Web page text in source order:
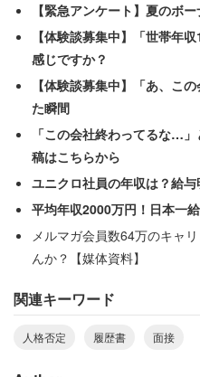
「志望動機やらなんやらの
まったという女性は、最終
履歴書を突き返された。
面接官が感情的になってし
れぞれ事情がある。面接に
話を進めるべきではないだ
【緊急アンケート】夏のボ
【体験談募集中】「世帯年
感じですか？
【体験談募集中】「あ、こ
た瞬間
「この会社終わってるな…
稿はこちらから
ユニクロ社員の年収は？給
平均年収2000万円！日本一
メルマガ会員数64万のキャ
んか？【媒体資料】
関連キーワード
人格否定 履歴書 面接